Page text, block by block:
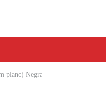
plano) Negra